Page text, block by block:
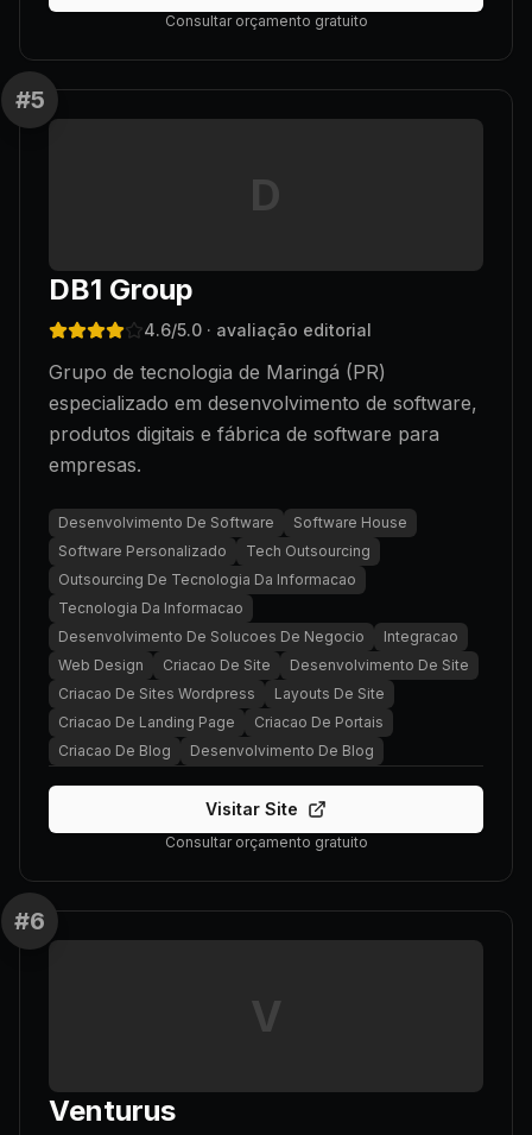
Consultar orçamento gratuito
#5
D
DB1 Group
4.6/5.0 · avaliação editorial
Grupo de tecnologia de Maringá (PR)
especializado em desenvolvimento de software,
produtos digitais e fábrica de software para
empresas.
Desenvolvimento De Software
Software House
Software Personalizado
Tech Outsourcing
Outsourcing De Tecnologia Da Informacao
Tecnologia Da Informacao
Desenvolvimento De Solucoes De Negocio
Integracao
Web Design
Criacao De Site
Desenvolvimento De Site
Criacao De Sites Wordpress
Layouts De Site
Criacao De Landing Page
Criacao De Portais
Criacao De Blog
Desenvolvimento De Blog
Visitar Site
Consultar orçamento gratuito
#6
V
Venturus